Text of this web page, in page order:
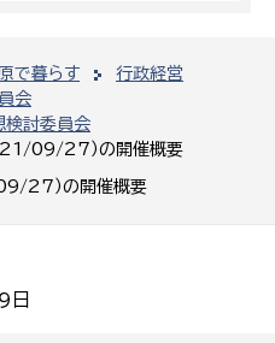
で暮らす
行政経営
会
検討委員会
09/27）の開催概要
27）の開催概要
日